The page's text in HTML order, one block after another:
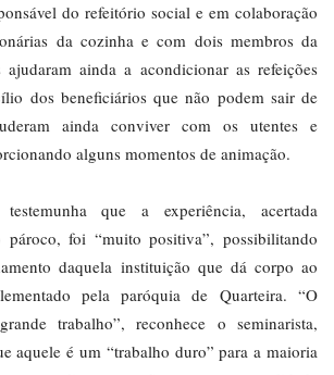
do refeitório social e em colaboração
da cozinha e com dois membros da
ainda a acondicionar as refeições
dos beneficiários que não podem sair de
ainda conviver com os utentes e
alguns momentos de animação.
que a experiência, acertada
pároco, foi “muito positiva”, possibilitando
daquela instituição que dá corpo ao
pela paróquia de Quarteira. “O
trabalho”, reconhece o seminarista,
aquele é um “trabalho duro” para a maioria